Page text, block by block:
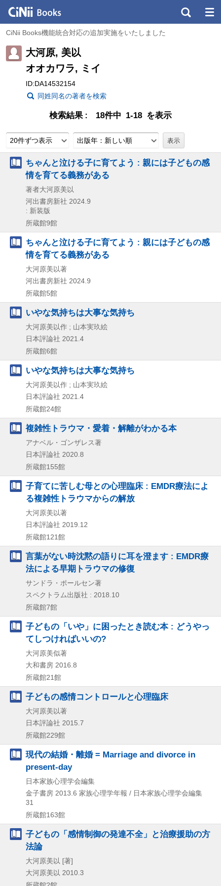
CiNii Books機能統合対応の追加実施をいたしました
大河原, 美以
オオカワラ, ミイ
ID:DA14532154
同姓同名の著者を検索
検索結果 18件中 1-18 を表示
20件ずつ表示 出版年：新しい順
ちゃんと泣ける子に育てよう : 親には子どもの感
情を育てる義務がある
著者大河原美以
河出書房新社 2024.9
: 新装版
所蔵館9館
ちゃんと泣ける子に育てよう : 親には子どもの感
情を育てる義務がある
大河原美以著
河出書房新社 2024.9
所蔵館5館
いやな気持ちは大事な気持ち
大河原美以作 ; 山本実玖絵
日本評論社 2021.4
所蔵館6館
いやな気持ちは大事な気持ち
大河原美以作 ; 山本実玖絵
日本評論社 2021.4
所蔵館24館
複雑性トラウマ・愛着・解離がわかる本
アナベル・ゴンザレス著
日本評論社 2020.8
所蔵館155館
子育てに苦しむ母との心理臨床 : EMDR療法によ
る複雑性トラウマからの解放
大河原美以著
日本評論社 2019.12
所蔵館121館
言葉がない時沈黙の語りに耳を澄ます : EMDR療
法による早期トラウマの修復
サンドラ・ポールセン著
スペクトラム出版社 : 2018.10
所蔵館7館
子どもの「いや」に困ったとき読む本 : どうやっ
てしつければいいの?
大河原美似著
大和書房 2016.8
所蔵館21館
子どもの感情コントロールと心理臨床
大河原美以著
日本評論社 2015.7
所蔵館229館
現代の結婚・離婚 = Marriage and divorce in
present-day
日本家族心理学会編集
金子書房 2013.6 家族心理学年報 / 日本家族心理学会編集
31
所蔵館163館
子どもの「感情制御の発達不全」と治療援助の方
法論
大河原美以 [著]
大河原美以 2010.3